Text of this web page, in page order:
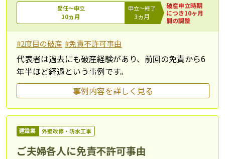
受任～申立
10ヵ月
申立～終了
3ヵ月
破産申立時期
につき10ヶ月
間の調整
#2度目の破産 #免責不許可事由
代表者は過去にも破産経験があり、前回の免責から6
年半ほど経過という事例です。
事例内容を詳しく見る
建設業 外壁改修・防水工事
ご夫婦各人に免責不許可事由